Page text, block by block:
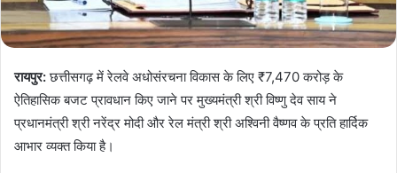
रायपुर:छत्तीसगढ़ में रेलवे अधोसंरचना विकास के लिए ₹7,470 करोड़ के
ऐतिहासिक बजट प्रावधान किए जाने पर मुख्यमंत्री श्री विष्णु देव साय ने
प्रधानमंत्री श्री नरेंद्र मोदी और रेल मंत्री श्री अश्विनी वैष्णव के प्रति हार्दिक
आभार व्यक्त किया है।